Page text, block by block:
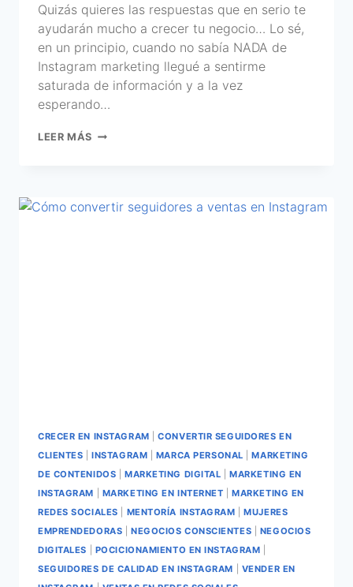
Quizás quieres las respuestas que en serio te
ayudarán mucho a crecer tu negocio… Lo sé,
en un principio, cuando no sabía NADA de
Instagram marketing llegué a sentirme
saturada de información y a la vez
esperando…
LEER MÁS
CRECER EN INSTAGRAM |CONVERTIR SEGUIDORES EN
CLIENTES |INSTAGRAM MARCA PERSONAL |MARKETING
DE CONTENIDOS
MARKETING DIGITAL |MARKETING EN
INSTAGRAM
MARKETING EN INTERNET |MARKETING EN
REDES SOCIALES
MENTORÍA INSTAGRAM |MUJERES
EMPRENDEDORAS
NEGOCIOS CONSCIENTES
NEGOCIOS
DIGITALES
POCICIONAMIENTO EN INSTAGRAM
SEGUIDORES DE CALIDAD EN INSTAGRAM
VENDER EN